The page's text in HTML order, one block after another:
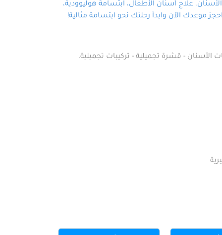
علاج أسنان الأطفال، ابتسامة هوليوودية،
موعدك الآن وابدأ رحلتك نحو ابتسامة مثالية!
الأسنان - قشرة تجميلية - تركيبات تجميلية.